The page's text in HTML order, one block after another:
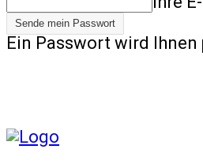
Ein Passwort wird